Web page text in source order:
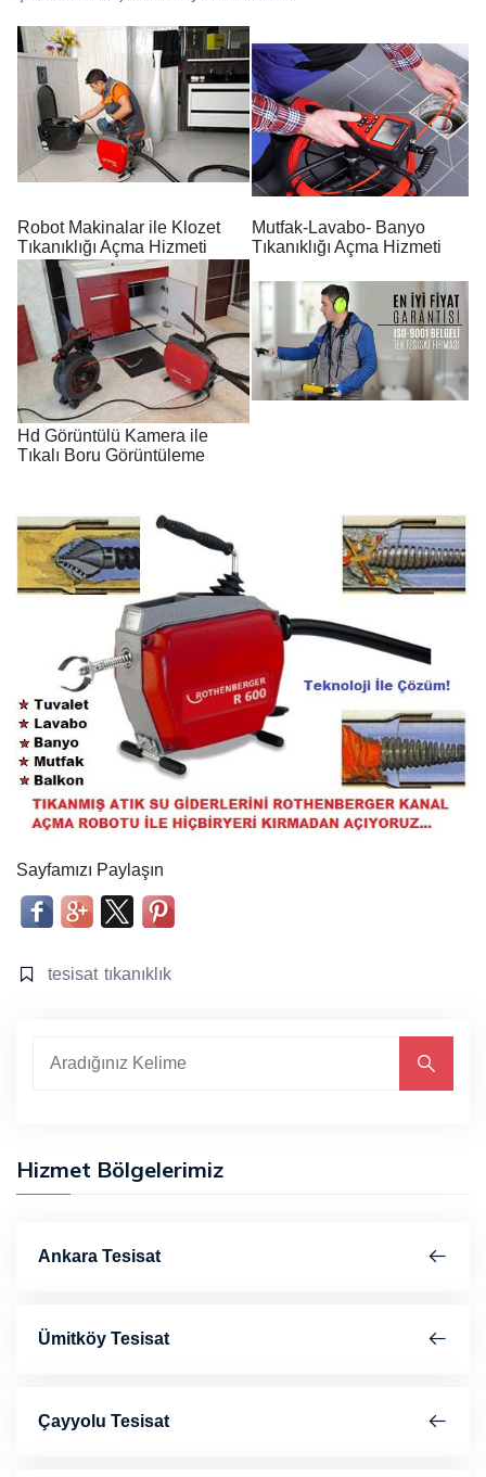
Robot Makinalar ile Klozet
Tıkanıklığı Açma Hizmeti
Mutfak-Lavabo- Banyo
Tıkanıklığı Açma Hizmeti
Hd Görüntülü Kamera ile
Tıkalı Boru Görüntüleme
Sayfamızı Paylaşın
tesisat tıkanıklık
Hizmet Bölgelerimiz
Ankara Tesisat
Ümitköy Tesisat
Çayyolu Tesisat